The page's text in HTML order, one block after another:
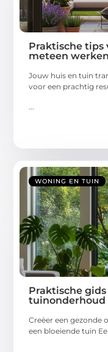
Praktische tips
meteen werken
Jouw huis en tuin
voor een prachtig
WONING EN TUIN
Praktische
tuinonderhoud
Creëer een gezonde
een bloeiende tuin